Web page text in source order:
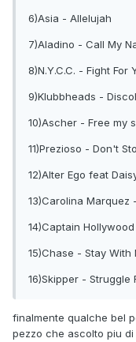
6)Asia - Allelujah
7)Aladino - Call My
8)N.Y.C.C. - Fight For
9)Klubbheads -
10)Ascher - Free my
11)Prezioso - Don't
12)Alter Ego feat
13)Carolina Marquez
14)Captain
15)Chase - Stay With
16)Skipper - Struggle
finalmente qualche bel
pezzo che ascolto piu